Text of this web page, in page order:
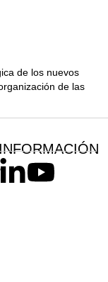
de los nuevos
de las